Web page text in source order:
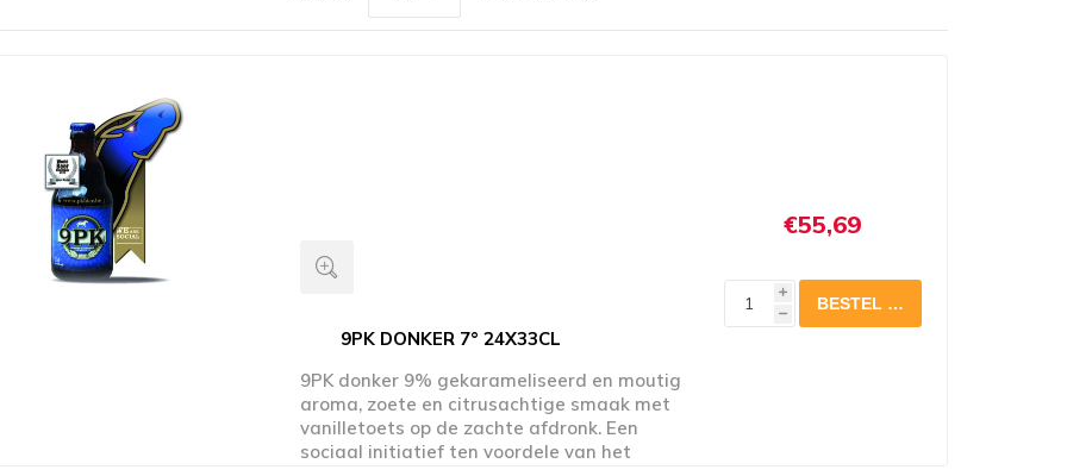
9PK DONKER 7° 24X33CL
9PK donker 9% gekarameliseerd en moutig
aroma, zoete en citrusachtige smaak met
vanilletoets op de zachte afdronk. Een
sociaal initiatief ten voordele van het
€55,69
i
h